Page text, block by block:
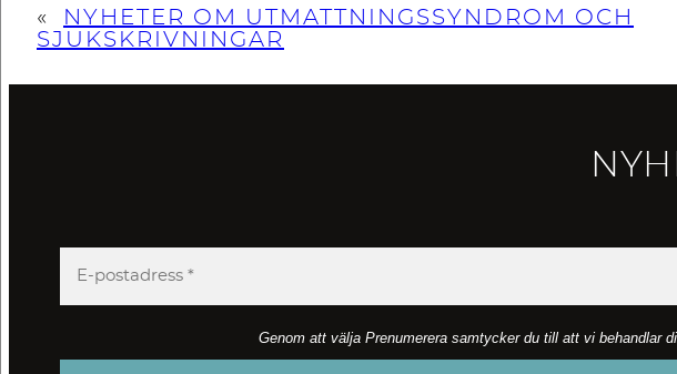
«
NYHETER OM UTMATTNINGSSYNDROM OCH
SJUKSKRIVNINGAR
Genom att välja Prenumerera samtycker du till att vi behandlar